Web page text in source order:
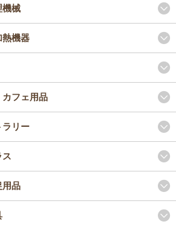
機械
熱機器
カフェ用品
ラリー
ス
用品